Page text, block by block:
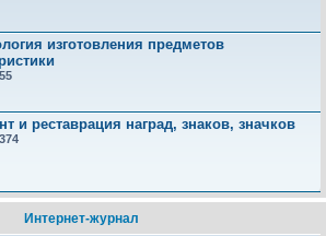
изготовления предметов
55
и реставрация наград, знаков, значков
374
Интернет-журнал